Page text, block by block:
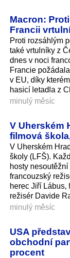
Macron:
Francii
Proti rozsáhlým
také vrtulníky z
dnes v noci
Francie
v EU, díky
hasicí letadla z
minulý měsíc
V Uherském
filmová
V Uherském
školy (LFŠ).
hosty
francouzský
herec Jiří Lábus,
režisér Davide
minulý měsíc
USA
obchodní
procent